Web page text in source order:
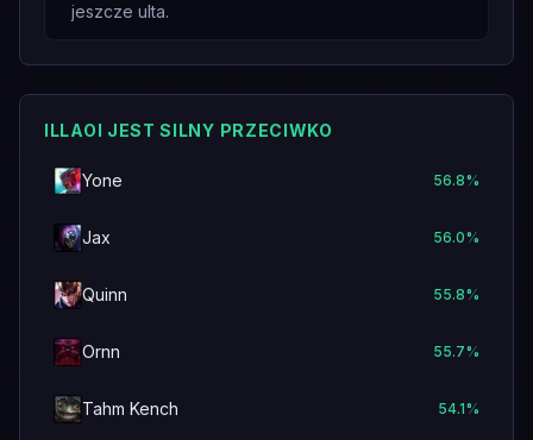
jeszcze ulta.
ILLAOI JEST SILNY PRZECIWKO
Yone 56.8%
Jax 56.0%
Quinn 55.8%
Ornn 55.7%
Tahm Kench 54.1%